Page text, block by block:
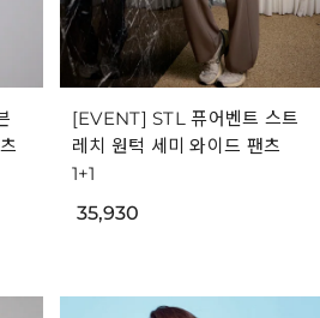
[EVENT] STL 퓨어벤트 스트
레치 원턱 세미 와이드 팬츠
1+1
35,930